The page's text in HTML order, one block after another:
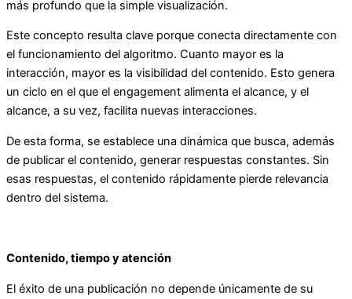
más profundo que la simple visualización.
Este concepto resulta clave porque conecta directamente con
el funcionamiento del algoritmo. Cuanto mayor es la
interacción, mayor es la visibilidad del contenido. Esto genera
un ciclo en el que el engagement alimenta el alcance, y el
alcance, a su vez, facilita nuevas interacciones.
De esta forma, se establece una dinámica que busca, además
de publicar el contenido, generar respuestas constantes. Sin
esas respuestas, el contenido rápidamente pierde relevancia
dentro del sistema.
Contenido, tiempo y atención
El éxito de una publicación no depende únicamente de su